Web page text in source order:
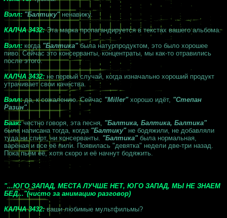
Вэлл: "Балтику" ненавижу.
КАЛЧА 3432: Эта марка пропагандируется в текстах вашего альбома.
Вэлл: когда "Балтика"была натурпродуктом, это было хорошее
пиво. Сейчас это консерванты, концентраты, мы как-то отравились
после этого.
КАЛЧА 3432: не первый случай, когда изначально хороший продукт
утрачивает свои качества.
Вэлл: да, к сожалению. Сейчас "Miller"хорошо идёт, "Степан
Разин".
Баак: честно говоря, эта песня, "Балтика, Балтика, Балтика"
была написана тогда, когда"Балтику"не бодяжили, не добавляли
туда ни спирт, ни консерванты. "Балтика"была нормальная,
варёная и все её пили. Появилась "девятка" недели две-три назад.
Пока пьём её, хотя скоро и её начнут бодяжить.
"...ЮГО ЗАПАД, МЕСТА ЛУЧШЕ НЕТ, ЮГО ЗАПАД, МЫ НЕ ЗНАЕМ
БЕД..."(чисто за анимацию разговор)
КАЛЧА 3432: ваши любимые мультфильмы?